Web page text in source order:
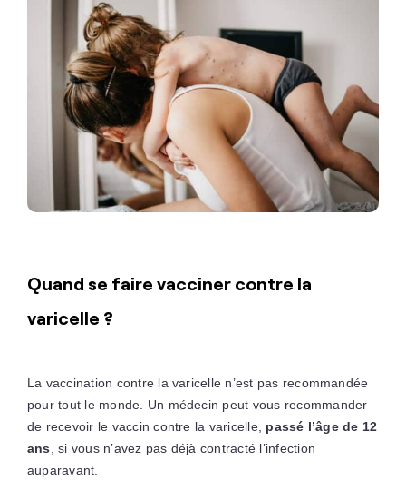
Quand se faire vacciner contre la
varicelle ?
La vaccination contre la varicelle n’est pas recommandée
pour tout le monde. Un médecin peut vous recommander
de recevoir le vaccin contre la varicelle, passé l’âge de 12
ans
, si vous n’avez pas déjà contracté l’infection
auparavant.